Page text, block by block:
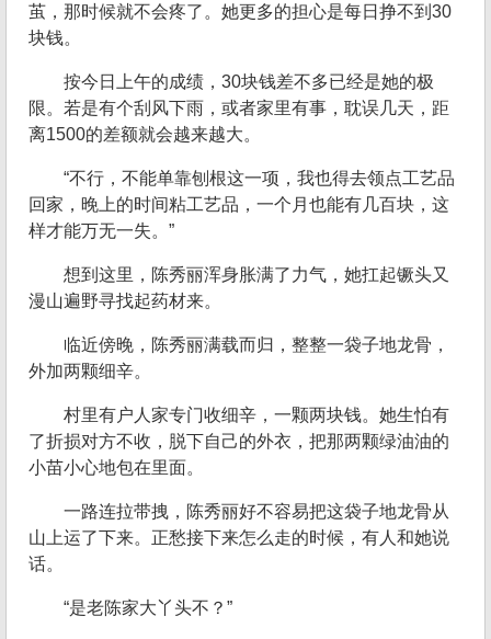
茧，那时候就不会疼了。她更多的担心是每日挣不到30
块钱。
按今日上午的成绩，30块钱差不多已经是她的极
限。若是有个刮风下雨，或者家里有事，耽误几天，距
离1500的差额就会越来越大。
“不行，不能单靠刨根这一项，我也得去领点工艺品
回家，晚上的时间粘工艺品，一个月也能有几百块，这
样才能万无一失。”
想到这里，陈秀丽浑身胀满了力气，她扛起镢头又
漫山遍野寻找起药材来。
临近傍晚，陈秀丽满载而归，整整一袋子地龙骨，
外加两颗细辛。
村里有户人家专门收细辛，一颗两块钱。她生怕有
了折损对方不收，脱下自己的外衣，把那两颗绿油油的
小苗小心地包在里面。
一路连拉带拽，陈秀丽好不容易把这袋子地龙骨从
山上运了下来。正愁接下来怎么走的时候，有人和她说
话。
“是老陈家大丫头不？”